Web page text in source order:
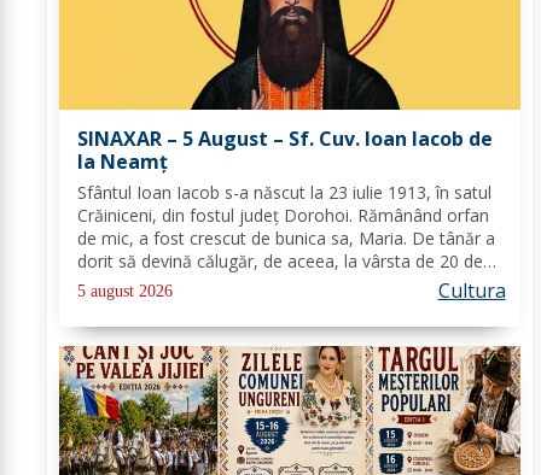
SINAXAR – 5 August – Sf. Cuv. Ioan Iacob de
la Neamţ
Sfântul Ioan Iacob s-a născut la 23 iulie 1913, în satul
Crăiniceni, din fostul județ Dorohoi. Rămânând orfan
de mic, a fost crescut de bunica sa, Maria. De tânăr a
dorit să devină călugăr, de aceea, la vârsta de 20 de
ani, și-a îndreptat pașii spre Mănăstirea Neamț. La 8
aprilie 1936, rasoforul...
5 august 2026 Cultura